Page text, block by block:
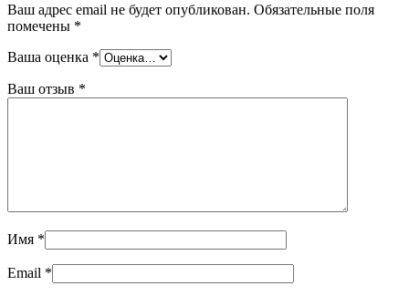
Ваш адрес email не будет опубликован. Обязательные поля
помечены *
Ваша оценка *
Ваш отзыв *
Имя *
Email *